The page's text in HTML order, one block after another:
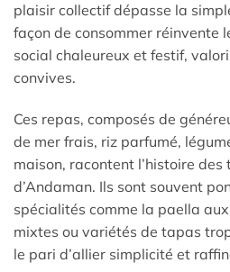
plaisir collectif dépasse la
façon de consommer réinvente
social chaleureux et festif,
convives.
Ces repas, composés de
de mer frais, riz parfumé,
maison, racontent l’histoire
d’Andaman. Ils sont souvent
spécialités comme la paella
mixtes ou variétés de tapas
le pari d’allier simplicité et